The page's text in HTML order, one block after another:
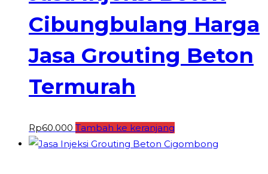
Cibungbulang Harga
Jasa Grouting Beton
Termurah
Rp60.000 Tambah ke keranjang